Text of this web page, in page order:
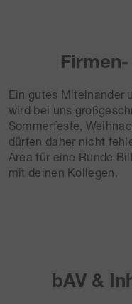
Ein gutes Miteinander
wird bei uns
Sommerfeste,
dürfen daher nicht
Area für eine Runde
mit deinen Kollegen.
bAV &